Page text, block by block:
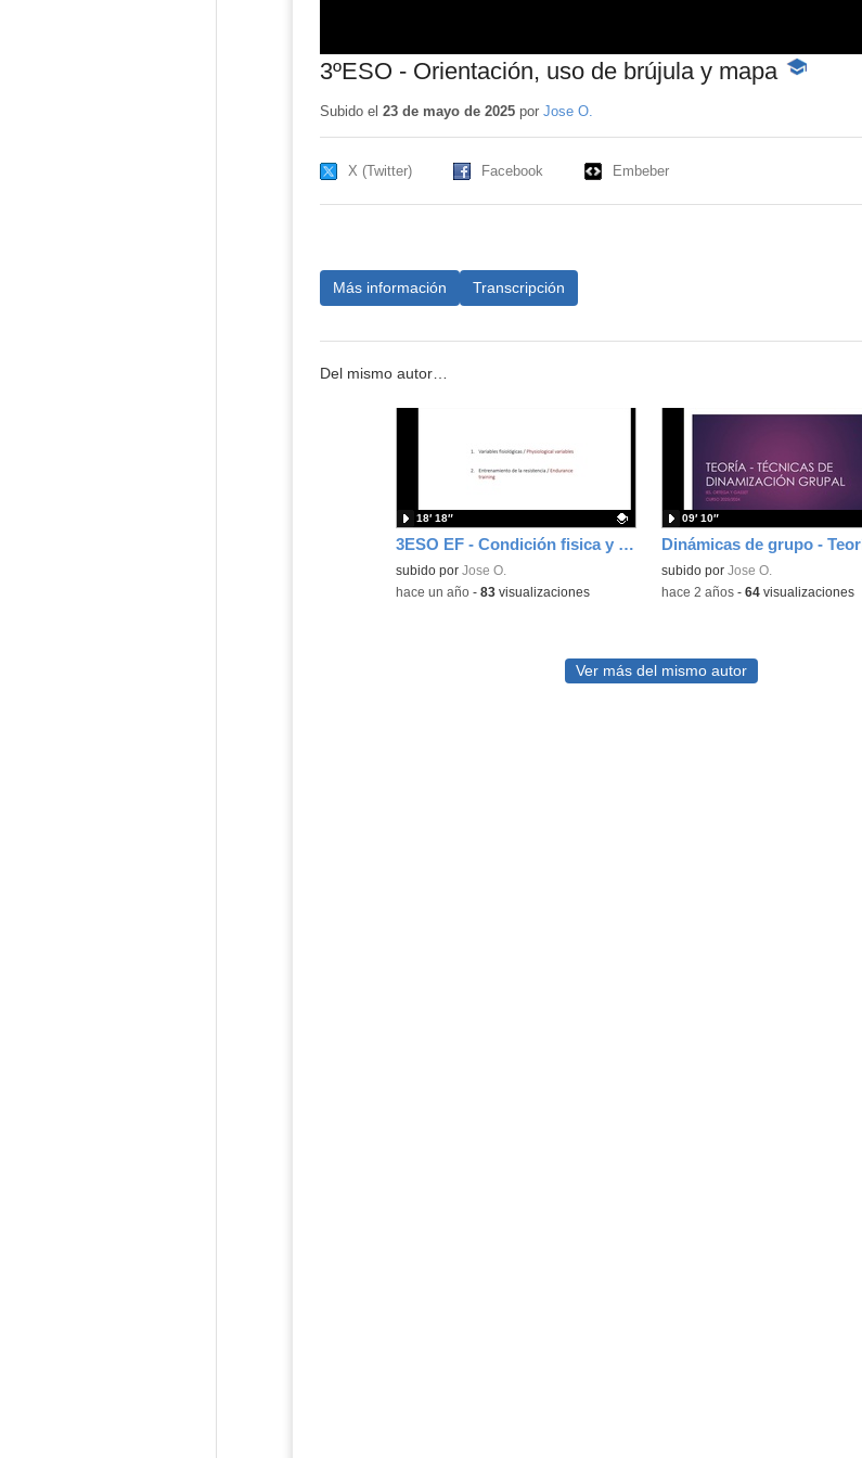
3ºESO - Orientación, uso de brújula y mapa -
Subido el 23 de mayo de 2025por Jose O.
X (Twitter) Facebook Embeber
Más información Transcripción
Del mismo autor…
3ESO EF - Condición fisica y entrenamiento de la resistencia / 3ESO PE - Physical conditioning and endurance training
Contenido educativo.
subido por Jose O.
18′ 18″
-hace un año- 83visualizaciones
Dinámicas de grupo -
Contenido educativo.
subido por Jose O.
09′ 10″
-hace 2 años- 64visualizaciones
Ver más del mismo autor